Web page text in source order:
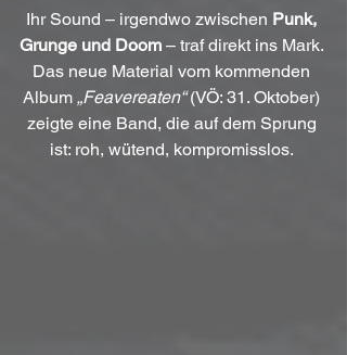
Ihr Sound – irgendwo zwischen Punk,
Grunge und Doom – traf direkt ins Mark.
Das neue Material vom kommenden
Album „Feavereaten“ (VÖ: 31. Oktober)
zeigte eine Band, die auf dem Sprung
ist: roh, wütend, kompromisslos.